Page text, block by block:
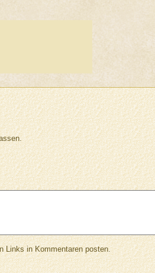
Links in Kommentaren posten.